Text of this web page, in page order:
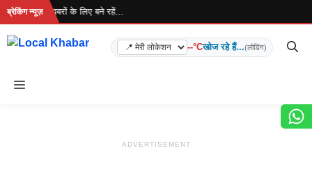
Skip
content
ब्रेकिंग न्यूज़
है... ताज़ा खबरों के लिए बने रहें...
--°Cखोज रहे हैं...(लोडिंग)
Menu
ADVERTISEMENT